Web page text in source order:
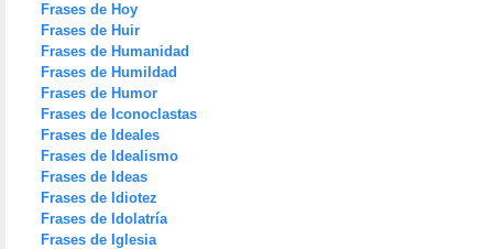
Frases de Hoy
Frases de Huir
Frases de Humanidad
Frases de Humildad
Frases de Humor
Frases de Iconoclastas
Frases de Ideales
Frases de Idealismo
Frases de Ideas
Frases de Idiotez
Frases de Idolatría
Frases de Iglesia